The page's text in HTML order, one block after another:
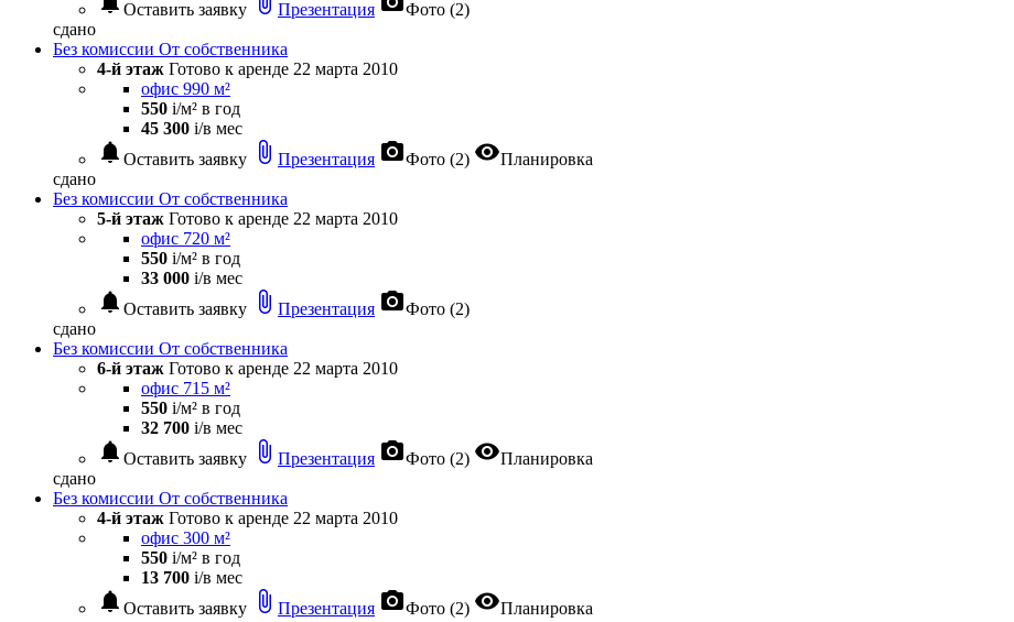
Оставить заявку Презентация
Фото (2)
сдано
Без комиссии От собственника
4-й этаж Готово к аренде 22 марта 2010
офис 990 м²
550 i/м² в год
45 300 i/в мес
notifications Оставить заявку attach_file Презентация photo_cameraФото (2) visibilityПланировка
сдано
Без комиссии От собственника
5-й этаж Готово к аренде 22 марта 2010
офис 720 м²
550 i/м² в год
33 000 i/в мес
notifications Оставить заявку attach_file Презентация photo_cameraФото (2)
сдано
Без комиссии От собственника
6-й этаж Готово к аренде 22 марта 2010
офис 715 м²
550 i/м² в год
32 700 i/в мес
notifications Оставить заявку attach_file Презентация photo_cameraФото (2) visibilityПланировка
сдано
Без комиссии От собственника
4-й этаж Готово к аренде 22 марта 2010
офис 300 м²
550 i/м² в год
13 700 i/в мес
notifications Оставить заявку attach_file Презентация photo_cameraФото (2) visibilityПланировка